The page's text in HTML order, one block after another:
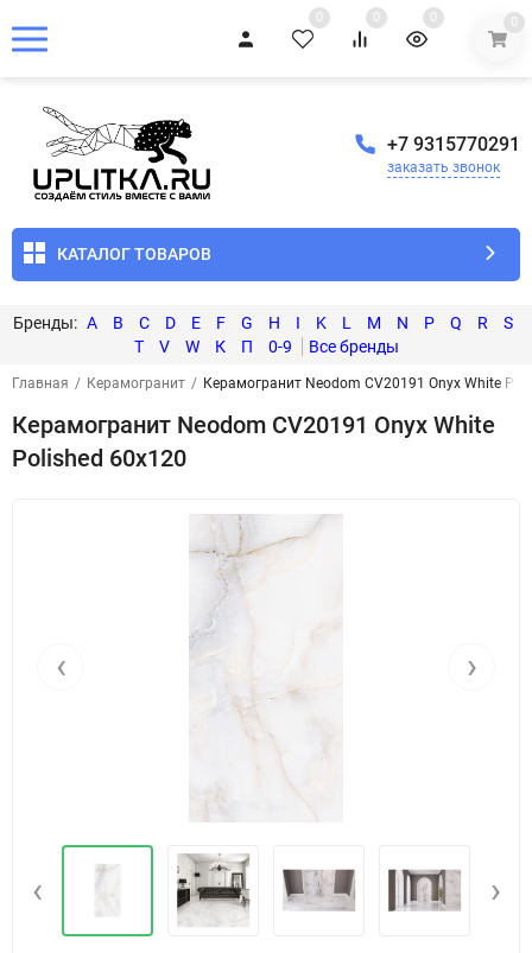
0 0 0 0
+7 9315770291
заказать звонок
КАТАЛОГ ТОВАРОВ
A B C D E F G H I K L M N P Q R
S
T
V W К П 0-9
Главная / Керамогранит / Керамогранит Neodom CV20191 Onyx White
Керамогранит Neodom CV20191 Onyx White
Polished 60x120
‹ ›
‹ ›